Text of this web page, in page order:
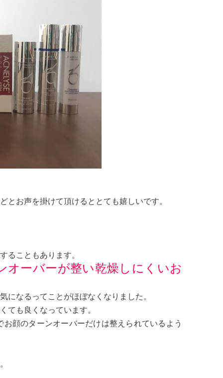
とお声を掛けて頂けるととても嬉しいです。
ることもあります。
オーバーが整い乾燥しにくいお
になるってことがほぼなくなりました。
ても良くなっています。
顔のターンオーバーだけは整えられているよう